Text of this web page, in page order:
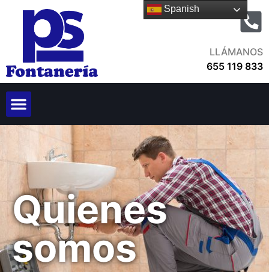
LLÁMANOS
655 119 833
Quienes
somos
Spanish